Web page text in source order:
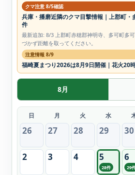
クマ注意 8/5確認
兵庫・播磨近隣のクマ目撃情報｜上郡町・
件
最新追加: 8/3 上郡町赤穂郡神明寺、多可町多
づかず距離を取ってください。
注意情報 8/9
福崎夏まつり2026は8月9日開催｜花火20
8月
日 月 火 水
26 27 28 29 30
2 3 4 5
28件
6
29